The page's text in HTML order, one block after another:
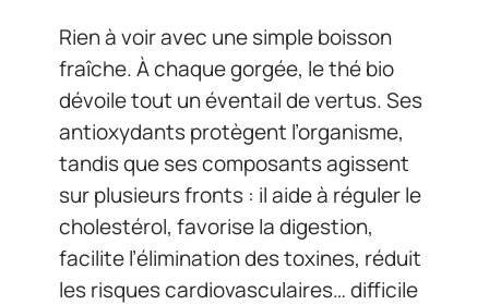
Rien à voir avec une simple boisson
fraîche. À chaque gorgée, le thé bio
dévoile tout un éventail de vertus. Ses
antioxydants protègent l’organisme,
tandis que ses composants agissent
sur plusieurs fronts : il aide à réguler le
cholestérol, favorise la digestion,
facilite l’élimination des toxines, réduit
les risques cardiovasculaires… difficile